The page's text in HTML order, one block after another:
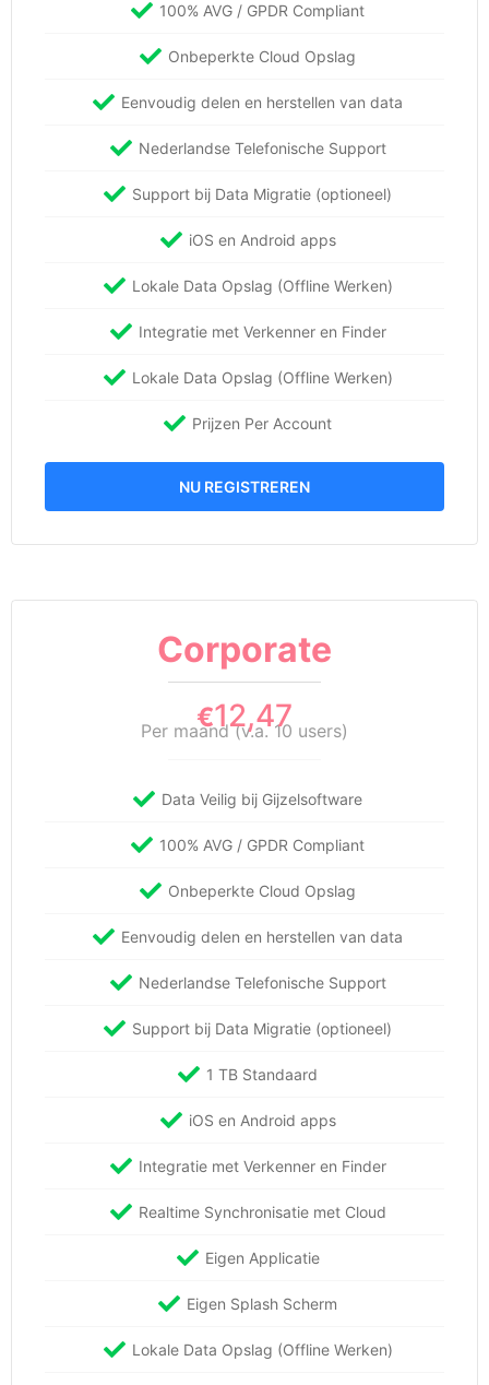
100% AVG / GPDR Compliant
Onbeperkte Cloud Opslag
Eenvoudig delen en herstellen van data
Nederlandse Telefonische Support
Support bij Data Migratie (optioneel)
iOS en Android apps
Lokale Data Opslag (Offline Werken)
Integratie met Verkenner en Finder
Lokale Data Opslag (Offline Werken)
Prijzen Per Account
NU REGISTREREN
Corporate
€12,47
Per maand (v.a. 10 users)
Data Veilig bij Gijzelsoftware
100% AVG / GPDR Compliant
Onbeperkte Cloud Opslag
Eenvoudig delen en herstellen van data
Nederlandse Telefonische Support
Support bij Data Migratie (optioneel)
1 TB Standaard
iOS en Android apps
Integratie met Verkenner en Finder
Realtime Synchronisatie met Cloud
Eigen Applicatie
Eigen Splash Scherm
Lokale Data Opslag (Offline Werken)